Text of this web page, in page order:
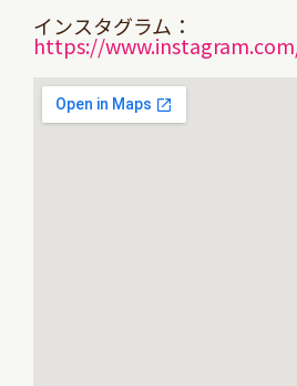
インスタグラム：
https://